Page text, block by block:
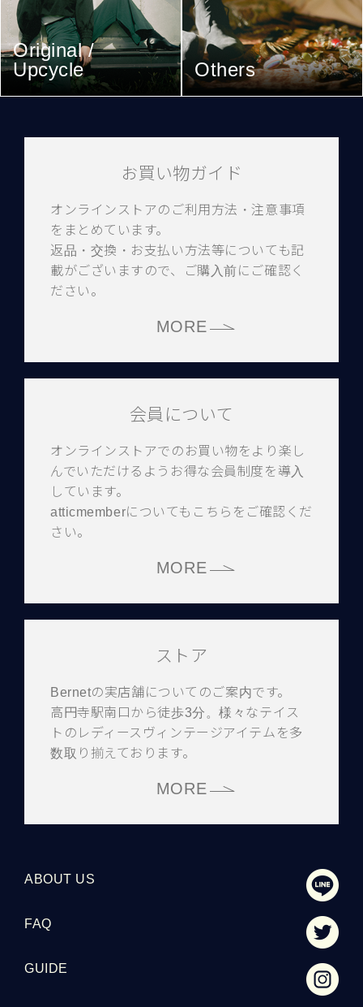
Original /
Upcycle
Others
お買い物ガイド
オンラインストアのご利用方法・注意事項
をまとめています。
返品・交換・お支払い方法等についても記
載がございますので、ご購入前にご確認く
ださい。
MORE
会員について
オンラインストアでのお買い物をより楽し
んでいただけるようお得な会員制度を導入
しています。
atticmemberについてもこちらをご確認くだ
さい。
MORE
ストア
Bernetの実店舗についてのご案内です。
高円寺駅南口から徒歩3分。様々なテイス
トのレディースヴィンテージアイテムを多
数取り揃えております。
MORE
ABOUT US
FAQ
GUIDE